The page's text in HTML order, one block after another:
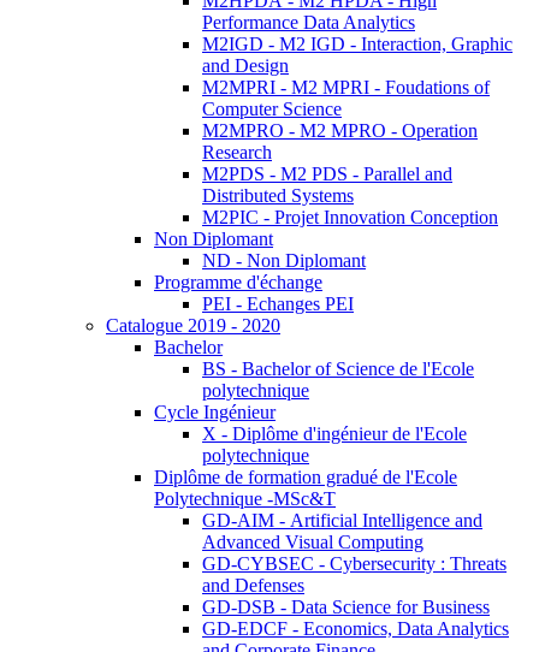
Performance Data Analytics
M2IGD - M2 IGD - Interaction, Graphic
and Design
M2MPRI - M2 MPRI - Foudations of
Computer Science
M2MPRO - M2 MPRO - Operation
Research
M2PDS - M2 PDS - Parallel and
Distributed Systems
M2PIC - Projet Innovation Conception
Non Diplomant
ND - Non Diplomant
Programme d'échange
PEI - Echanges PEI
Catalogue 2019 - 2020
Bachelor
BS - Bachelor of Science de l'Ecole
polytechnique
Cycle Ingénieur
X - Diplôme d'ingénieur de l'Ecole
polytechnique
Diplôme de formation gradué de l'Ecole
Polytechnique -MSc&T
GD-AIM - Artificial Intelligence and
Advanced Visual Computing
GD-CYBSEC - Cybersecurity : Threats
and Defenses
GD-DSB - Data Science for Business
GD-EDCF - Economics, Data Analytics